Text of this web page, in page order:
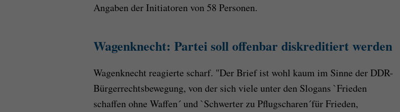
Angaben der Initiatoren von 58 Personen.
Wagenknecht: Partei soll offenbar diskreditiert werden
Wagenknecht reagierte scharf. "Der Brief ist wohl kaum im Sinne der DDR-
Bürgerrechtsbewegung, von der sich viele unter den Slogans `Frieden
schaffen ohne Waffen´ und `Schwerter zu Pflugscharen´für Frieden,